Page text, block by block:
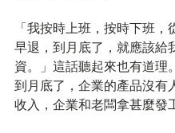
「我按時上班，按時下班，
早退，到月底了，就應該給
資。」這話聽起來也有道理
到月底了，企業的產品沒有
收入，企業和老闆拿甚麼發